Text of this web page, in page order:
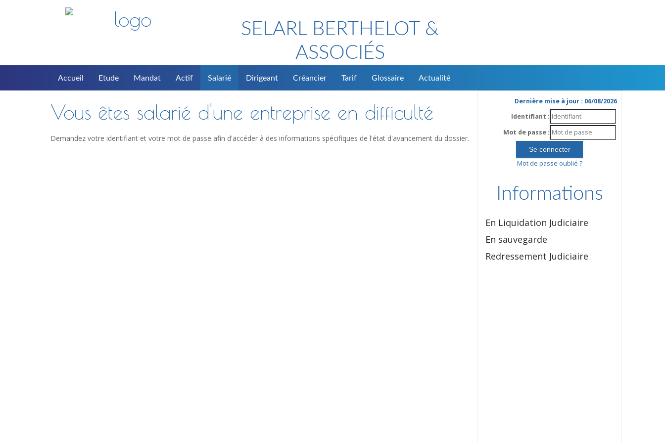
SELARL BERTHELOT &
ASSOCIÉS
Accueil Etude Mandat Actif Salarié Dirigeant Créancier Tarif Glossaire Actualité
Vous êtes salarié d'une entreprise en difficulté
Demandez votre identifiant et votre mot de passe afin d'accéder à des informations spécifiques de l'état d'avancement du dossier.
Dernière mise à jour : 06/08/2026
Identifiant :
Mot de passe :
Mot de passe oublié ?
Informations
En Liquidation Judiciaire
En sauvegarde
Redressement Judiciaire